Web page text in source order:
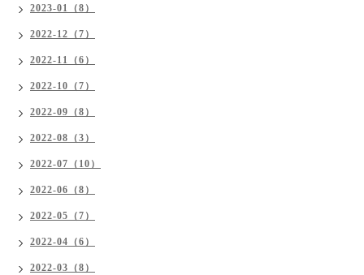
2023-01（8）
2022-12（7）
2022-11（6）
2022-10（7）
2022-09（8）
2022-08（3）
2022-07（10）
2022-06（8）
2022-05（7）
2022-04（6）
2022-03（8）